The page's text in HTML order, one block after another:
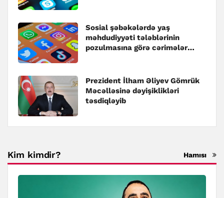
Sosial şəbəkələrdə yaş
məhdudiyyəti tələblərinin
pozulmasına görə cərimələr
Prezident İlham Əliyev Gömrük
Məcəlləsinə dəyişiklikləri
təsdiqləyib
Kim kimdir? Hamısı